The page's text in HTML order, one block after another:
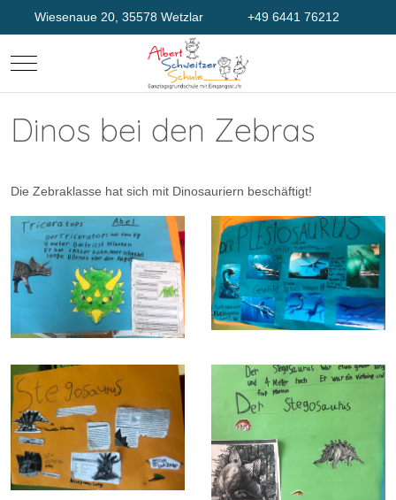
Wiesenaue 20, 35578 Wetzlar +49 6441 76212
Mobile Menu Toggle
Dinos bei den Zebras
Die Zebraklasse hat sich mit Dinosauriern beschäftigt!